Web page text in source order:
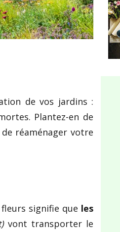
de vos jardins :
Plantez-en de
réaménager votre
signifie que les
vont transporter le